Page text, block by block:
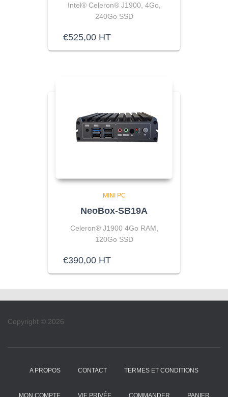
Intel® Celeron® J1900, 4Go,
240Go SSD
€525,00 HT
MINI PC
NeoBox-SB19A
Celeron® J1900 4Go RAM,
120Go SSD
€390,00 HT
Copyright © 2026
A PROPOS CONTACT TERMES ET CONDITIONS
MON COMPTE VIE PRIVÉE COMMANDER PANIER